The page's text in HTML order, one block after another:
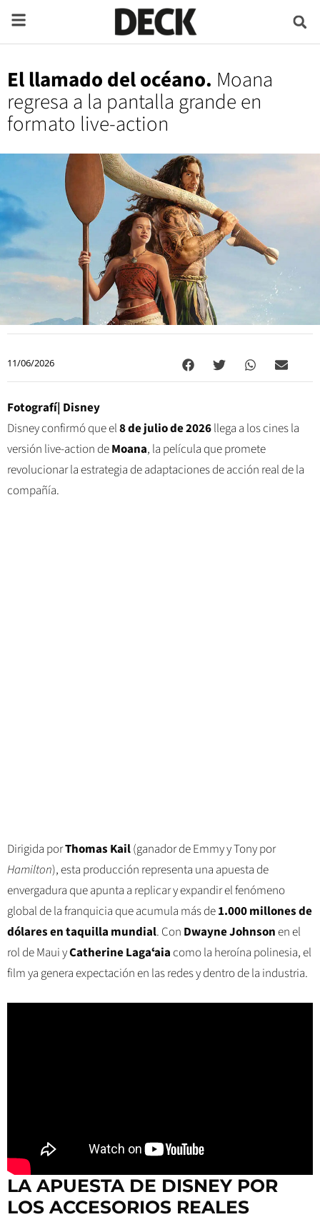
El llamado del océano. Moana
regresa a la pantalla grande en
formato live-action
11/06/2026
Fotografí| Disney
Disney confirmó que el8 de julio de 2026llega a los cines la
versión live-action deMoana, la película que promete
revolucionar la estrategia de adaptaciones de acción real de la
compañía.
Dirigida porThomas Kail(ganador de Emmy y Tony por
Hamilton), esta producción representa una apuesta de
envergadura que apunta a replicar y expandir el fenómeno
global de la franquicia que acumula más de1.000 millones de
dólares en taquilla mundial. Con Dwayne Johnson en el
rol de Maui yCatherine Lagaʻaia como la heroína polinesia, el
film ya genera expectación en las redes y dentro de la industria.
LA APUESTA DE DISNEY POR
LOS ACCESORIOS REALES